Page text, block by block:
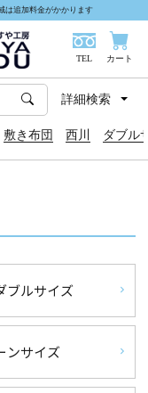
追加料金がかかります
TEL カート
敷き布団 西川 ダブル
詳細検索
ブルサイズ
ンサイズ